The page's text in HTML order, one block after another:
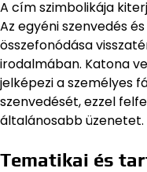
A cím szimbolikája
Az egyéni szenvedés
összefonódása
irodalmában. Katona
jelképezi a személyes
szenvedését, ezzel
általánosabb üzenetet.
Tematikai és